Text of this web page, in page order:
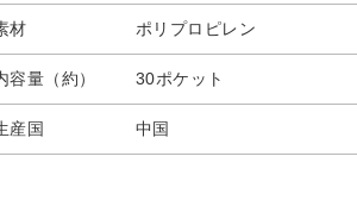
材 ポリプロピレン
容量（約） 30ポケット
産国 中国